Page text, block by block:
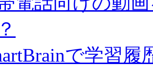
で学習履